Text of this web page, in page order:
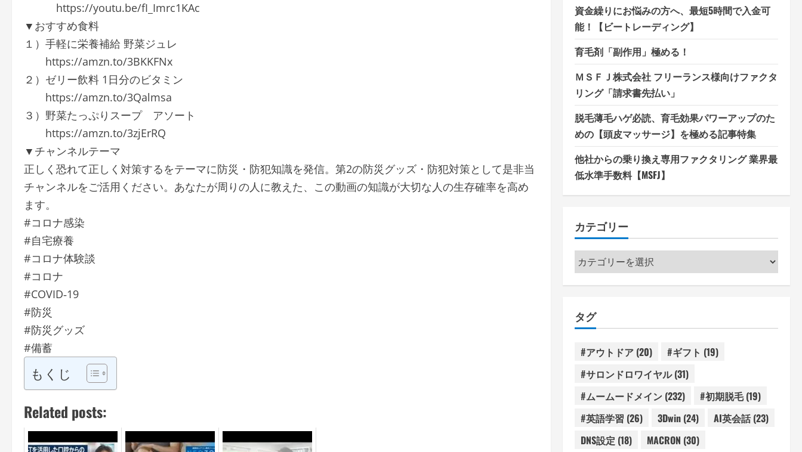
https://youtu.be/fI_Imrc1KAc
▼おすすめ食料
１）手軽に栄養補給 野菜ジュレ
https://amzn.to/3BKKFNx
２）ゼリー飲料 1日分のビタミン
https://amzn.to/3Qalmsa
３）野菜たっぷりスープ アソート
https://amzn.to/3zjErRQ
▼チャンネルテーマ
正しく恐れて正しく対策するをテーマに防災・防犯知識を発信。第2の防災グッズ・防犯対策として是非当
チャンネルをご活用ください。あなたが周りの人に教えた、この動画の知識が大切な人の生存確率を高め
ます。
#コロナ感染
#自宅療養
#コロナ体験談
#コロナ
#COVID‑19
#防災
#防災グッズ
#備蓄
もくじ
Related posts:
資金繰りにお悩みの方へ、最短5時間で入金可
能！【ビートレーディング】
育毛剤「副作用」極める！
ＭＳＦＪ株式会社 フリーランス様向けファクタ
リング「請求書先払い」
脱毛薄毛ハゲ必読、育毛効果パワーアップのた
めの【頭皮マッサージ】を極める記事特集
他社からの乗り換え専用ファクタリング 業界最
低水準手数料【MSFJ】
カテゴリー
カ
テ
ー
タグ
#アウトドア(20) #ギフト (19)
#サロンドロワイヤル(31)
#ムームードメイン(232) #初期脱毛(19)
#英語学習 (26) 3Dwin(24) AI英会話(23)
DNS設定 (18) MACRON (30)